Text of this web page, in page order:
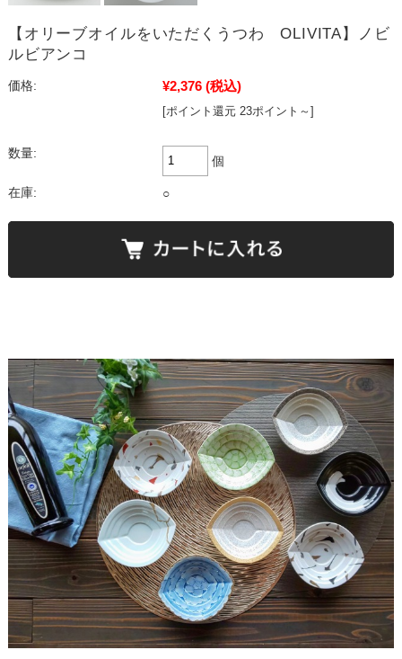
【オリーブオイルをいただくうつわ OLIVITA】ノビ
ルビアンコ
価格: ¥2,376 (税込)
[ポイント還元 23ポイント～]
数量:
個
在庫: ○